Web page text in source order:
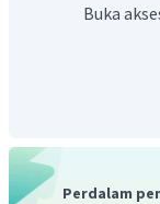
Buka
Perdalam